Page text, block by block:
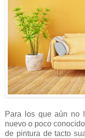
Para los que aún no
nuevo o poco
de pintura de tacto